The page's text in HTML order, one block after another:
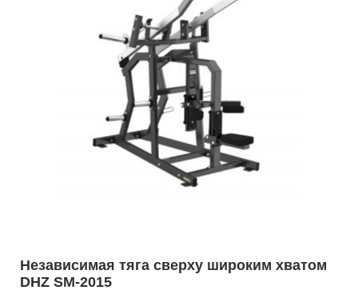
Независимая тяга сверху широким хватом
DHZ SM-2015